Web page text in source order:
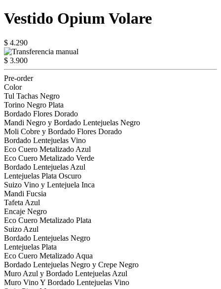
Vestido Opium Volare
$ 4.290
$ 3.900
Pre-order
Color
Tul Tachas Negro
Torino Negro Plata
Bordado Flores Dorado
Mandi Negro y Bordado Lentejuelas Negro
Moli Cobre y Bordado Flores Dorado
Bordado Lentejuelas Vino
Eco Cuero Metalizado Azul
Eco Cuero Metalizado Verde
Bordado Lentejuelas Azul
Lentejuelas Plata Oscuro
Suizo Vino y Lentejuela Inca
Mandi Fucsia
Tafeta Azul
Encaje Negro
Eco Cuero Metalizado Plata
Suizo Azul
Bordado Lentejuelas Negro
Lentejuelas Plata
Eco Cuero Metalizado Aqua
Bordado Lentejuelas Negro y Crepe Negro
Muro Azul y Bordado Lentejuelas Azul
Muro Vino Y Bordado Lentejuelas Vino